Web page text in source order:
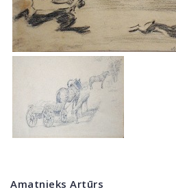
Amatnieks Artūrs